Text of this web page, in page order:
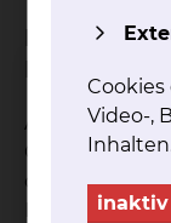
Bei
Alle
Orthopädie,
oder
Video-,
inaktiv